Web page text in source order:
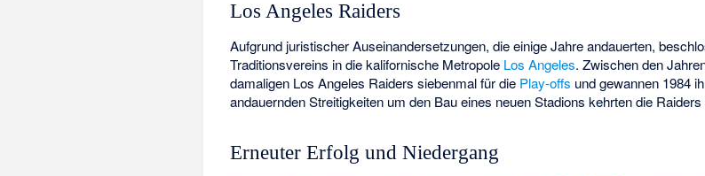
Los Angeles Raiders
Aufgrund juristischer Auseinandersetzungen, die einige Jahre andauerten,
Traditionsvereins in die kalifornische Metropole Los Angeles. Zwischen den
damaligen Los Angeles Raiders siebenmal für die Play-offs und gewannen 1984
andauernden Streitigkeiten um den Bau eines neuen Stadions kehrten die
Erneuter Erfolg und Niedergang